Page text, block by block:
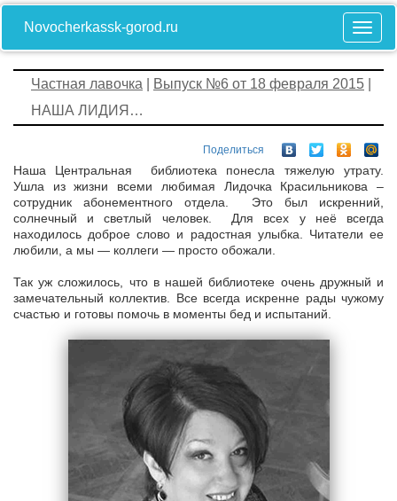
Novocherkassk-gorod.ru
Частная лавочка Выпуск №6 от 18 февраля 2015
НАША ЛИДИЯ…
Поделиться
Наша Центральная библиотека понесла тяжелую утрату.
Ушла из жизни всеми любимая Лидочка Красильникова –
сотрудник абонементного отдела. Это был искренний,
солнечный и светлый человек. Для всех у неё всегда
находилось доброе слово и радостная улыбка. Читатели ее
любили, а мы — коллеги — просто обожали.
Так уж сложилось, что в нашей библиотеке очень дружный и
замечательный коллектив. Все всегда искренне рады чужому
счастью и готовы помочь в моменты бед и испытаний.